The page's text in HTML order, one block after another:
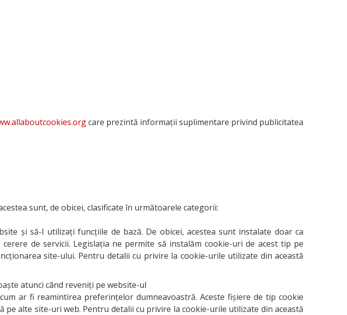
care prezintă informații suplimentare privind publicitatea
sunt, de obicei, clasificate în următoarele categorii:
și să-I utilizați funcțiile de bază. De obicei, acestea sunt instalate doar ca
de servicii. Legislaţia ne permite să instalăm cookie-uri de acest tip pe
site-ului. Pentru detalii cu privire la cookie-urile utilizate din această
atunci când reveniți pe website-ul
ar fi reamintirea preferințelor dumneavoastră. Aceste fișiere de tip cookie
alte site-uri web. Pentru detalii cu privire la cookie-urile utilizate din această